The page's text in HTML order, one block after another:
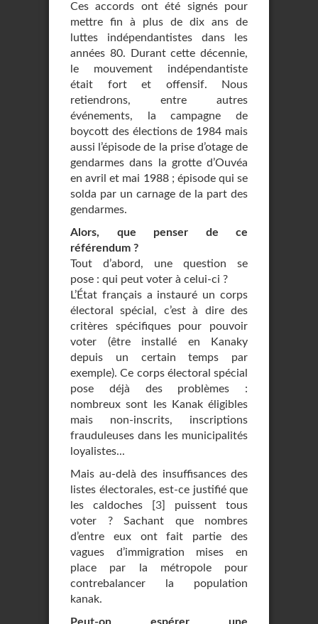
Ces accords ont été signés pour
mettre fin à plus de dix ans de
luttes indépendantistes dans les
années 80. Durant cette décennie,
le mouvement indépendantiste
était fort et offensif. Nous
retiendrons, entre autres
événements, la campagne de
boycott des élections de 1984 mais
aussi l’épisode de la prise d’otage de
gendarmes dans la grotte d’Ouvéa
en avril et mai 1988 ; épisode qui se
solda par un carnage de la part des
gendarmes.
Alors, que penser de ce
référendum ?
Tout d’abord, une question se
pose : qui peut voter à celui-ci ?
L’État français a instauré un corps
électoral spécial, c’est à dire des
critères spécifiques pour pouvoir
voter (être installé en Kanaky
depuis un certain temps par
exemple). Ce corps électoral spécial
pose déjà des problèmes :
nombreux sont les Kanak éligibles
mais non-inscrits, inscriptions
frauduleuses dans les municipalités
loyalistes...
Mais au-delà des insuffisances des
listes électorales, est-ce justifié que
les caldoches [3]
puissent tous
voter ? Sachant que nombres
d’entre eux ont fait partie des
vagues d’immigration mises en
place par la métropole pour
contrebalancer la population
kanak.